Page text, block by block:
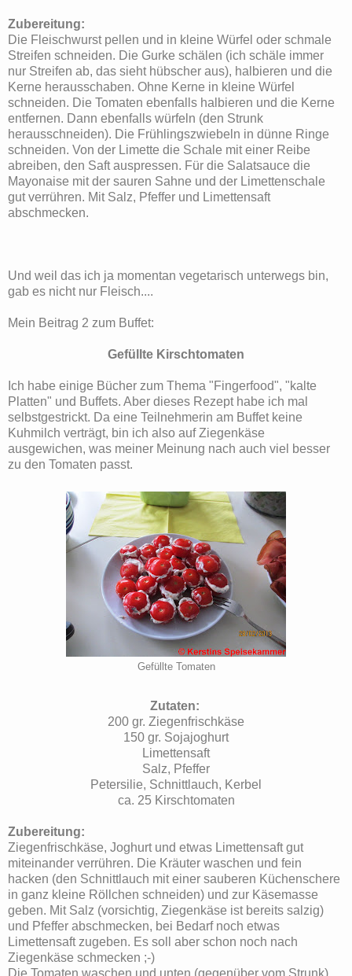
Zubereitung:
Die Fleischwurst pellen und in kleine Würfel oder schmale
Streifen schneiden. Die Gurke schälen (ich schäle immer
nur Streifen ab, das sieht hübscher aus), halbieren und die
Kerne herausschaben. Ohne Kerne in kleine Würfel
schneiden. Die Tomaten ebenfalls halbieren und die Kerne
entfernen. Dann ebenfalls würfeln (den Strunk
herausschneiden). Die Frühlingszwiebeln in dünne Ringe
schneiden. Von der Limette die Schale mit einer Reibe
abreiben, den Saft auspressen. Für die Salatsauce die
Mayonaise mit der sauren Sahne und der Limettenschale
gut verrühren. Mit Salz, Pfeffer und Limettensaft
abschmecken.
Und weil das ich ja momentan vegetarisch unterwegs bin,
gab es nicht nur Fleisch....
Mein Beitrag 2 zum Buffet:
Gefüllte Kirschtomaten
Ich habe einige Bücher zum Thema "Fingerfood", "kalte
Platten" und Buffets. Aber dieses Rezept habe ich mal
selbstgestrickt. Da eine Teilnehmerin am Buffet keine
Kuhmilch verträgt, bin ich also auf Ziegenkäse
ausgewichen, was meiner Meinung nach auch viel besser
zu den Tomaten passt.
Gefüllte Tomaten
Zutaten:
200 gr. Ziegenfrischkäse
150 gr. Sojajoghurt
Limettensaft
Salz, Pfeffer
Petersilie, Schnittlauch, Kerbel
ca. 25 Kirschtomaten
Zubereitung:
Ziegenfrischkäse, Joghurt und etwas Limettensaft gut
miteinander verrühren. Die Kräuter waschen und fein
hacken (den Schnittlauch mit einer sauberen Küchenschere
in ganz kleine Röllchen schneiden) und zur Käsemasse
geben. Mit Salz (vorsichtig, Ziegenkäse ist bereits salzig)
und Pfeffer abschmecken, bei Bedarf noch etwas
Limettensaft zugeben. Es soll aber schon noch nach
Ziegenkäse schmecken ;-)
Die Tomaten waschen und unten (gegenüber vom Strunk)